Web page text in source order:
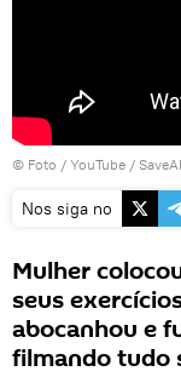
© Foto / YouTube /
Nos siga no
Mulher
seus
abocanhou e
filmando tudo